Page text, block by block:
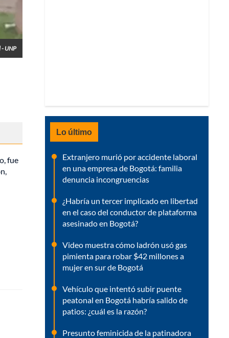
- UNP
fue
Lo último
Extranjero murió por accidente laboral
en una empresa de Bogotá: familia
denuncia incongruencias
¿Habría un tercer implicado en libertad
en el caso del conductor de plataforma
asesinado en Bogotá?
Video muestra cómo ladrón usó gas
pimienta para robar $42 millones a
mujer en sur de Bogotá
Vehículo que intentó subir puente
peatonal en Bogotá habría salido de
patios: ¿cuál es la razón?
Presunto feminicida de la patinadora